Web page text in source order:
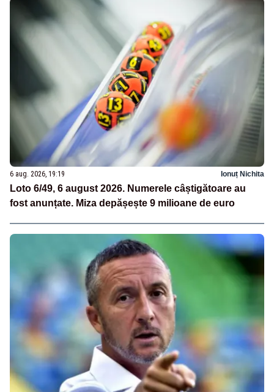
6 aug. 2026, 19:19 Ionuț Nichita
Loto 6/49, 6 august 2026. Numerele câștigătoare au
fost anunțate. Miza depășește 9 milioane de euro